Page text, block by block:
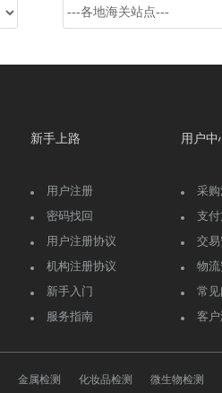
新手上路
用户注册
密码找回
用户注册协议
机构注册协议
新手入门
服务指南
用户中
采
支
交
物
常
客
金属检测 化妆品检测 微生物检测